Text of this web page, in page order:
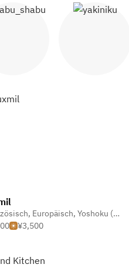
(Japanische Taverne)
, Europäisch, Yoshoku (Abendländische Japanisch)
¥3,500